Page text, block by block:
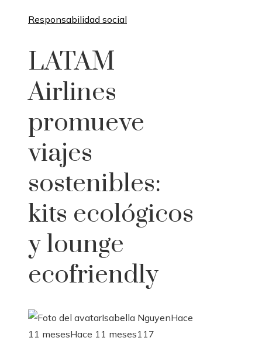
Responsabilidad social
LATAM
Airlines
promueve
viajes
sostenibles:
kits ecológicos
y lounge
ecofriendly
Isabella NguyenHace
11 mesesHace 11 meses117